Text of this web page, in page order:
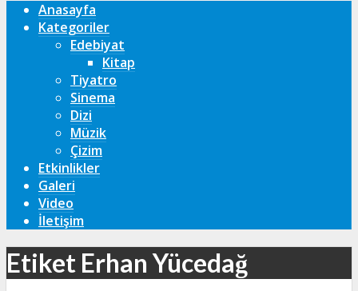
Anasayfa
Kategoriler
Edebiyat
Kitap
Tiyatro
Sinema
Dizi
Müzik
Çizim
Etkinlikler
Galeri
Video
İletişim
Etiket Erhan Yücedağ